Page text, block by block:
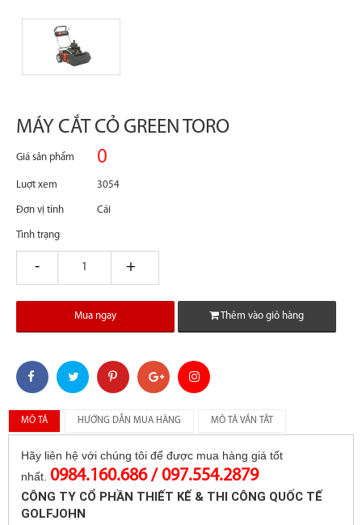
MÁY CẮT CỎ GREEN TORO
Giá sản phẩm 0
Luợt xem 3054
Đơn vị tính Cái
Tình trạng
giam tang
Mua ngay Thêm vào giỏ hàng
MÔ TẢ HƯỚNG DẪN MUA HÀNG MÔ TẢ VẮN TẮT
Hãy liên hệ với chúng tôi để được mua hàng giá tốt
nhất. 0984.160.686 / 097.554.2879
CÔNG TY CỔ PHẦN THIẾT KẾ & THI CÔNG QUỐC TẾ
GOLFJOHN